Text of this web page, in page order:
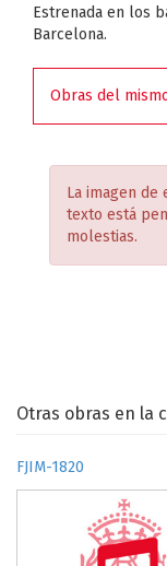
Estrenada en los
Barcelona.
Obras del
La imagen
texto está
molestias.
Otras obras en la
FJIM-1820